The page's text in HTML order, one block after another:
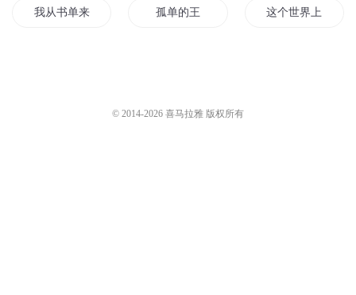
我从书单来 孤单的王 这个世界上不单
© 2014-2026 喜马拉雅 版权所有